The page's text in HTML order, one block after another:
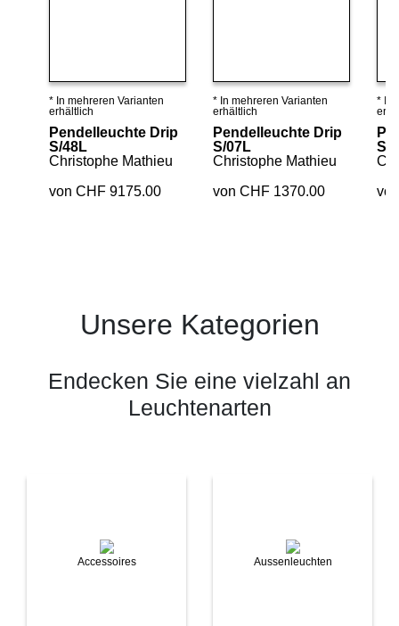
Details ansehen
* In mehreren Varianten
erhältlich
Pendelleuchte Drip
S/48L
Christophe Mathieu
von CHF 9175.00
Details ansehen
* In mehreren Varianten
erhältlich
Pendelleuchte Drip
S/07L
Christophe Mathieu
von CHF 1370.00
* In
S/
Unsere Kategorien
Endecken Sie eine vielzahl an
Leuchtenarten
Accessoires Aussenleuchten